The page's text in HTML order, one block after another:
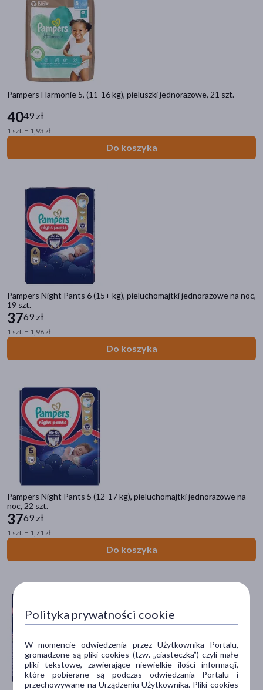
Pampers Harmonie 5, (11-16 kg), pieluszki jednorazowe, 21 szt.
4049 zł
1 szt. = 1,93 zł
Do koszyka
Pampers Night Pants 6 (15+ kg), pieluchomajtki jednorazowe na noc,
19 szt.
3769 zł
1 szt. = 1,98 zł
Do koszyka
Pampers Night Pants 5 (12-17 kg), pieluchomajtki jednorazowe na
noc, 22 szt.
3769 zł
1 szt. = 1,71 zł
Do koszyka
Pieluchy dla dzieci
Pieluchy jednorazowe
Pieluchy wielorazowe
Dostępny(96)
Wysyłka 0 zł
Nowość(5)
Ostatnie sztuki(16)
Wysyłka
Cena
Polityka prywatności cookie
W momencie odwiedzenia przez Użytkownika Portalu,
gromadzone są pliki cookies (tzw. „ciasteczka”) czyli małe
pliki tekstowe, zawierające niewielkie ilości informacji,
które pobierane są podczas odwiedzania Portalu i
przechowywane na Urządzeniu Użytkownika. Pliki cookies